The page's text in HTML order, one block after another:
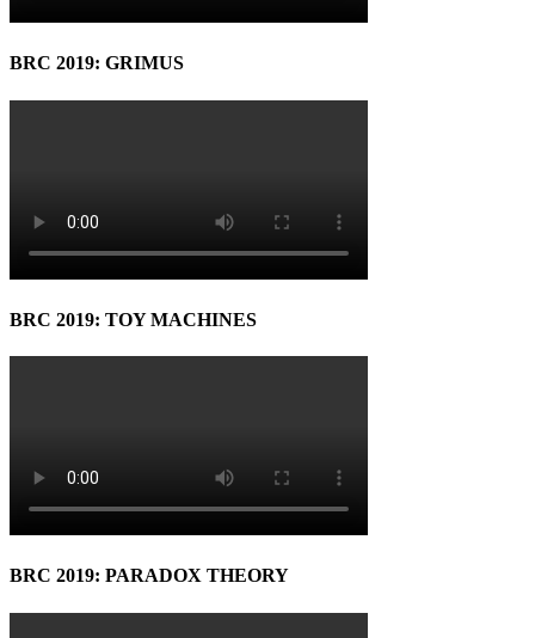
BRC 2019: GRIMUS
BRC 2019: TOY MACHINES
BRC 2019: PARADOX THEORY